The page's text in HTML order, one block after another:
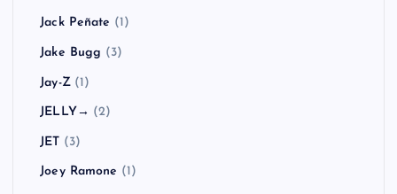
Jack Peñate (1)
Jake Bugg (3)
Jay-Z(1)
JELLY→ (2)
JET (3)
Joey Ramone (1)